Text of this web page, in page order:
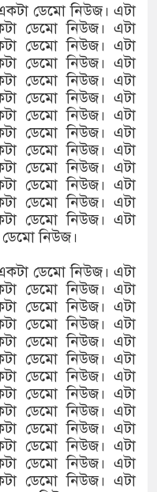
ডেমো নিউজ। এটা
ডেমো নিউজ। এটা
ডেমো নিউজ। এটা
ডেমো নিউজ। এটা
ডেমো নিউজ। এটা
ডেমো নিউজ। এটা
ডেমো নিউজ। এটা
ডেমো নিউজ। এটা
ডেমো নিউজ। এটা
ডেমো নিউজ। এটা
ডেমো নিউজ। এটা
ডেমো নিউজ। এটা
ডেমো নিউজ। এটা
নিউজ।
ডেমো নিউজ। এটা
ডেমো নিউজ। এটা
ডেমো নিউজ। এটা
ডেমো নিউজ। এটা
ডেমো নিউজ। এটা
ডেমো নিউজ। এটা
ডেমো নিউজ। এটা
ডেমো নিউজ। এটা
ডেমো নিউজ। এটা
ডেমো নিউজ। এটা
ডেমো নিউজ। এটা
ডেমো নিউজ। এটা
ডেমো নিউজ। এটা